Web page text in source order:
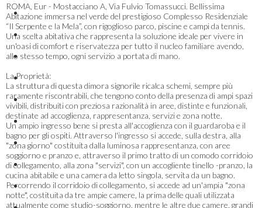
ROMA, Eur - Mostacciano A, Via Fulvio Tomassucci. Bellissima
Abitazione immersa nel verde del prestigioso Complesso Residenziale
“Il Serpente e la Mela”, con rigoglioso parco, piscine e campi da tennis.
Una scelta abitativa che rappresenta la soluzione ideale per vivere in
un'oasi di comfort e riservatezza per tutto il nucleo familiare avendo,
allo stesso tempo, ogni servizio a portata di mano.
La Proprietà:
La struttura di questa dimora signorile ricalca schemi, sempre più
raramente riscontrabili, che tengono conto della presenza di ampi spazi
vivibili, distribuiti con preziosa razionalità in aree, distinte e funzionali,
destinate ad accoglienza, rappresentanza, servizi e zona notte.
Un ampio ingresso bene si presta all'accoglienza con il guardaroba e il
bagno per gli ospiti. Attraverso l'ingresso si accede, sulla destra, alla
"zona giorno" costituita dalla luminosa rappresentanza, con aree
soggiorno e pranzo e, attraverso il primo tratto di un comodo corridoio
di collegamento, alla zona "servizi", con un accogliente tinello -pranzo, la
cucina abitabile e una camera da letto singola, servita da un bagno.
Percorrendo il corridoio di collegamento, si accede ad un'ampia "zona
notte", costituita da tre ampie camere, la prima delle quali utilizzata
attualmente come studio-soggiorno, mentre le altre due camere, grandi